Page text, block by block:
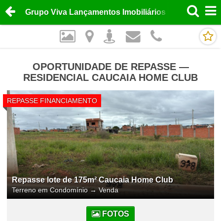
Grupo Viva Lançamentos Imobiliários
OPORTUNIDADE DE REPASSE —
RESIDENCIAL CAUCAIA HOME CLUB
REPASSE FINANCIAMENTO
Repasse lote de 175m² Caucaia Home Club
Terreno em Condomínio→Venda
FOTOS